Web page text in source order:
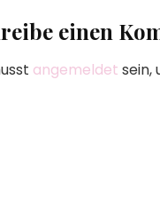
einen
angemeldet sein,